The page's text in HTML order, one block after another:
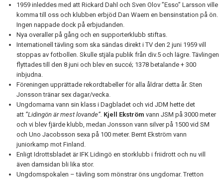
1959 inleddes med att Rickard Dahl och Sven Olov ”Esso” Larsson ville
komma till oss och klubben erbjöd Dan Waern en bensinstation på ön.
Ingen nappade dock på erbjudanden.
Nya overaller på gång och en supporterklubb stiftas.
Internationell tävling som ska sändas direkt i TV den 2 juni 1959 vill
stoppas av fotbollen. Skulle stjäla publik från div.5 och lägre. Tävlingen
flyttades till den 8 juni och blev en succé; 1378 betalande + 300
inbjudna.
Föreningen upprättade rekordtabeller för alla åldrar detta år. Sten
Jonsson tränar sex dagar/vecka.
Ungdomarna vann sin klass i Dagbladet och vid JDM hette det
att ”Lidingön är mest lovande”. Kjell Ekström vann JSM på 3000 meter
och vi blev fjärde klubb, medan Jonsson vann silver på 1500 vid SM
och Uno Jacobsson sexa på 100 meter. Bernt Ekström vann
juniorkamp mot Finland.
Enligt Idrottsbladet är IFK Lidingö en storklubb i friidrott och nu vill
även damsidan bli lika stor.
Ungdomspokalen – tävling som mönstrar öns ungdomar. Tretton